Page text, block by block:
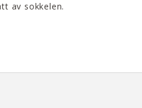
av sokkelen.